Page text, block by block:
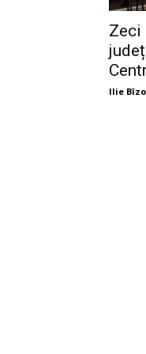
Zeci
Ilie